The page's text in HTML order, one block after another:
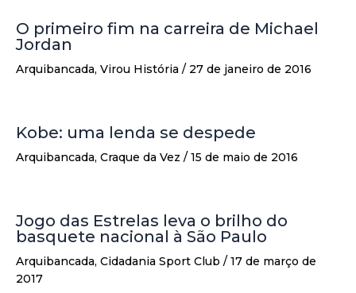
O primeiro fim na carreira de Michael
Jordan
Arquibancada, Virou História / 27 de janeiro de 2016
Kobe: uma lenda se despede
Arquibancada, Craque da Vez / 15 de maio de 2016
Jogo das Estrelas leva o brilho do
basquete nacional à São Paulo
Arquibancada, Cidadania Sport Club / 17 de março de
2017